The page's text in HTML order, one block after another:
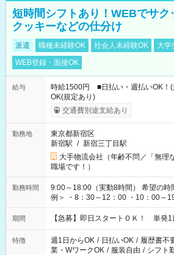
短時間シフトあり！WEBでサク
クッキーなどの仕分け
派遣 職種未経験OK 社会人未経験OK 大学
WEB登録・面接OK
給与
時給1500円 ■日払い・週払いOK！
OK(規定あり)
交通費別途支給あり
勤務地
東京都新宿区
新宿駅 / 新宿三丁目駅
大手物流会社（年齢不問／「無理
職場です！）
勤務時間
9:00～18:00（実動8時間） 希望の時間帯を選べます！ ＜シフト
例＞ ・8：30～12：00 ・10：00～
・13：00～22：00 ・22：00～翌6
期間 【急募】即日スタートＯＫ！ 単発1
特徴 週1日からOK / 日払いOK / 履歴書不
業・WワークOK / 服装自由 / シフト